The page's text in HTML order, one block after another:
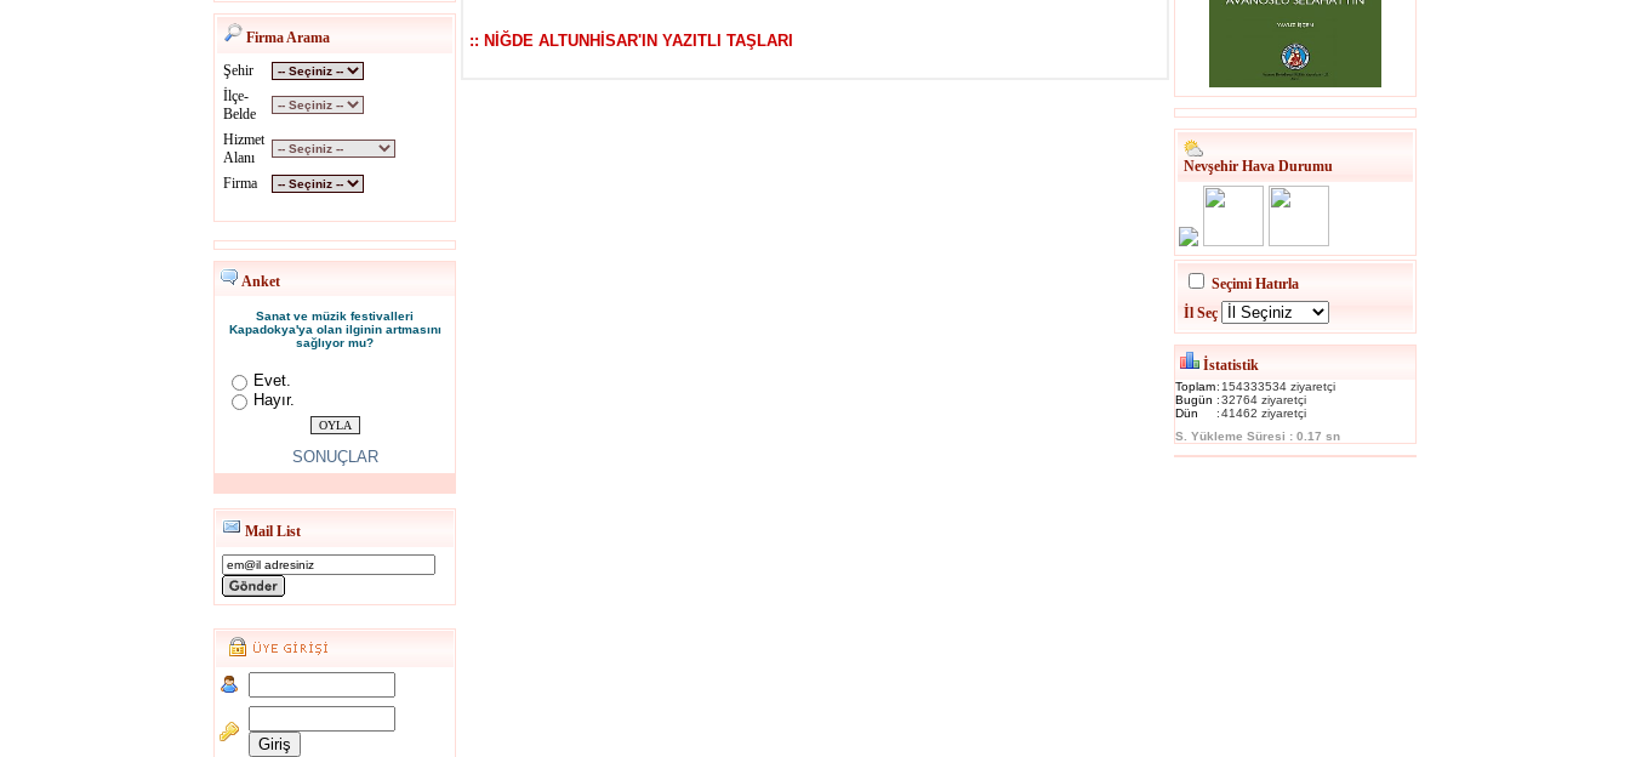
Firma Arama
Şehir
İlçe-
Belde
Hizmet
Alanı
Firma
Anket
Sanat ve müzik festivalleri
Kapadokya'ya olan ilginin artmasını
sağlıyor mu?
Evet.
Hayır.
SONUÇLAR
Mail List
:: NİĞDE ALTUNHİSAR'IN YAZITLI TAŞLARI
Nevşehir Hava Durumu
Seçimi Hatırla
İl Seç
İstatistik
Toplam: 154333534 ziyaretçi
Bugün :32764 ziyaretçi
Dün
:41462 ziyaretçi
S. Yükleme Süresi : 0.17 sn